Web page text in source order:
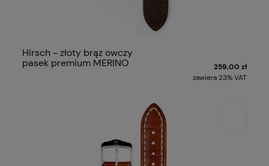
Hirsch - złoty brąz owczy
pasek premium MERINO
259,00 zł
zawiera 23% VAT